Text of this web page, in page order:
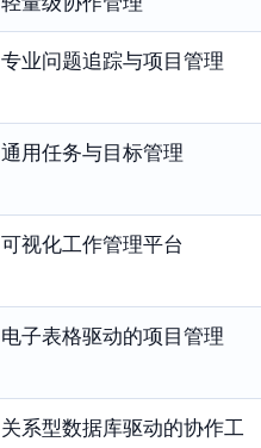
专业问题追踪与项目管理
通用任务与目标管理
可视化工作管理平台
电子表格驱动的项目管理
关系型数据库驱动的协作工